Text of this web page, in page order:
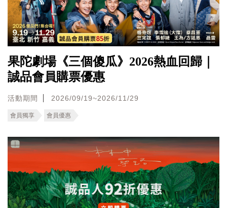
果陀劇場《三個傻瓜》2026熱血回歸｜
誠品會員購票優惠
活動期間 2026/09/19~2026/11/29
會員獨享 會員優惠